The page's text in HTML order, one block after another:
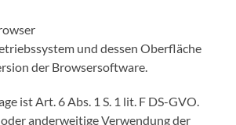
und dessen Oberfläche
der Browsersoftware.
ist Art. 6 Abs. 1 S. 1 lit. F DS-GVO.
anderweitige Verwendung der